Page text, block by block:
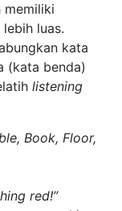
memiliki
luas.
kata
(kata benda)
listening
Book, Floor,
red!”